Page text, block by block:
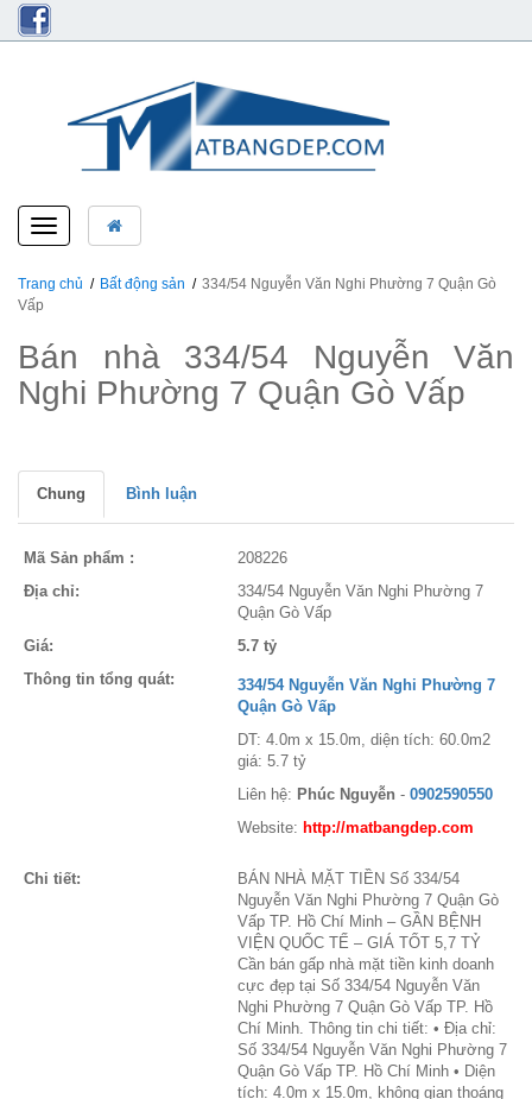
Toggle
navigation
Trang chủ Bất động sản
334/54 Nguyễn Văn Nghi Phường 7 Quận Gò
Vấp
Bán nhà 334/54 Nguyễn Văn
Nghi Phường 7 Quận Gò Vấp
Chung Bình luận
Mã Sản phẩm :
208226
Địa chỉ:
334/54 Nguyễn Văn Nghi Phường 7
Quận Gò Vấp
Giá:
5.7 tỷ
Thông tin tổng quát:
334/54 Nguyễn Văn Nghi Phường 7
Quận Gò Vấp
DT: 4.0m x 15.0m, diện tích: 60.0m2
giá: 5.7 tỷ
Liên hệ: Phúc Nguyễn - 0902590550
Website: http://matbangdep.com
Chi tiết:
BÁN NHÀ MẶT TIỀN Số 334/54
Nguyễn Văn Nghi Phường 7 Quận Gò
Vấp TP. Hồ Chí Minh – GẦN BỆNH
VIỆN QUỐC TẾ – GIÁ TỐT 5,7 TỶ
Cần bán gấp nhà mặt tiền kinh doanh
cực đẹp tại Số 334/54 Nguyễn Văn
Nghi Phường 7 Quận Gò Vấp TP. Hồ
Chí Minh. Thông tin chi tiết: • Địa chỉ:
Số 334/54 Nguyễn Văn Nghi Phường 7
Quận Gò Vấp TP. Hồ Chí Minh • Diện
tích: 4.0m x 15.0m, không gian thoáng